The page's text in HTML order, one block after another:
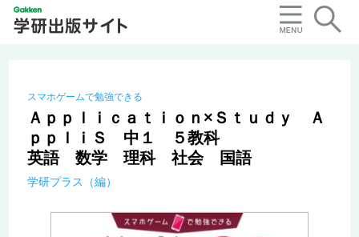
スマホゲームで勉強できる
Ａｐｐｌｉｃａｔｉｏｎ×Ｓｔｕｄｙ Ａ
ｐｐｌｉＳ 中１ ５教科
英語 数学 理科 社会 国語
学研プラス（編）